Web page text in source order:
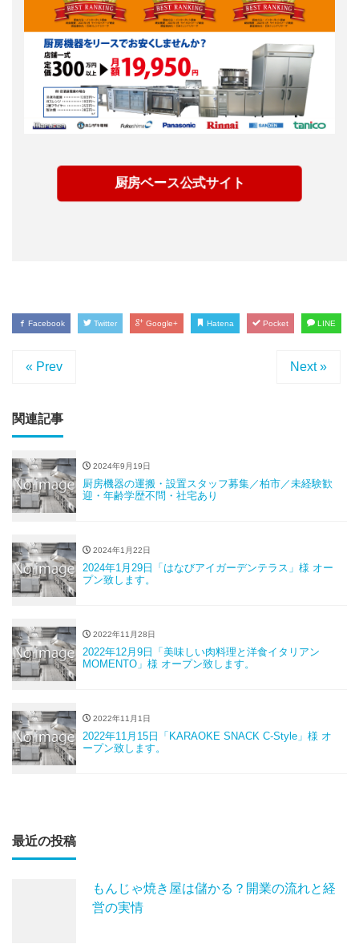
厨房ベース公式サイト
Facebook Twitter Google+ Hatena Pocket LINE
« Prev Next »
関連記事
2024年9月19日
厨房機器の運搬・設置スタッフ募集／柏市／未経験歓
迎・年齢学歴不問・社宅あり
2024年1月22日
2024年1月29日「はなびアイガーデンテラス」様 オー
プン致します。
2022年11月28日
2022年12月9日「美味しい肉料理と洋食イタリアン
MOMENTO」様 オープン致します。
2022年11月1日
2022年11月15日「KARAOKE SNACK C-Style」様 オ
ープン致します。
最近の投稿
もんじゃ焼き屋は儲かる？開業の流れと経
営の実情